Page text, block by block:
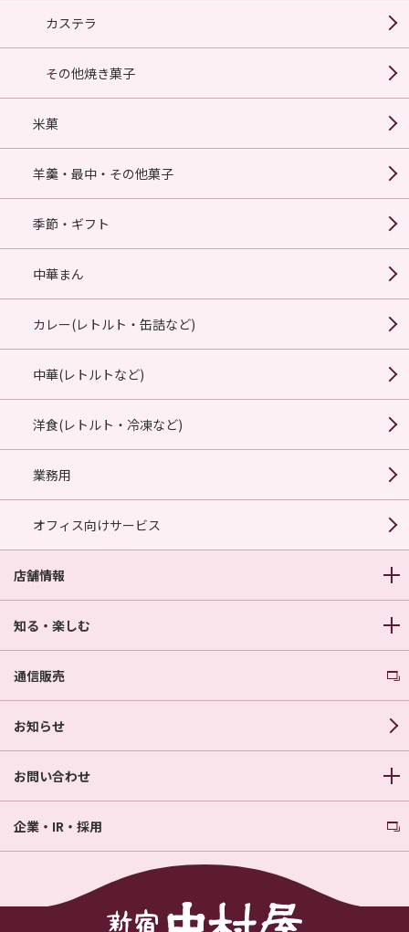
カステラ
その他焼き菓子
米菓
羊羹・最中・その他菓子
季節・ギフト
中華まん
カレー(レトルト・缶詰など)
中華(レトルトなど)
洋食(レトルト・冷凍など)
業務用
オフィス向けサービス
店舗情報
知る・楽しむ
通信販売
お知らせ
お問い合わせ
企業・IR・採用